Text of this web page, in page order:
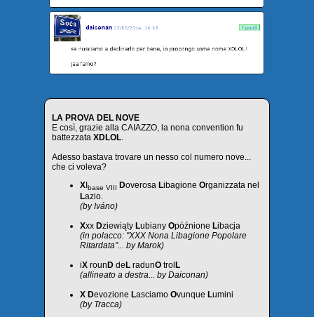
LA PROVA DEL NOVE
E così, grazie alla CAIAZZO, la nona convention fu
battezzata XDLOL.
Adesso bastava trovare un nesso col numero nove...
che ci voleva?
XIbase VIII Doverosa Libagione Organizzata nel
Lazio.
(by Iváno)
Xxx Dziewiąty Lubiany Opóźnione Libacja
(in polacco: "XXX Nona Libagione Popolare
Ritardata"... by Marok)
iX roun D de L radunO trol L
(allineato a destra... by Daiconan)
X Devozione Lasciamo Ovunque Lumini
(by Tracca)